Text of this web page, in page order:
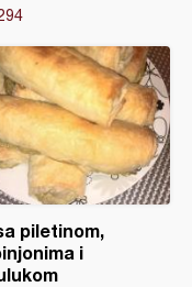
piletinom,
i